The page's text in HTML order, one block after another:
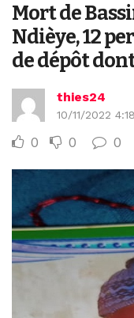
Mort de
Ndièye, 12
de dépôt
thies24
10/11/2022
0 0 0